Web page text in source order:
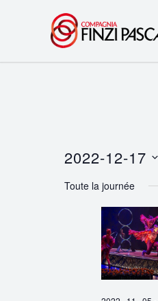
2022-12-17
une
Toute la journée